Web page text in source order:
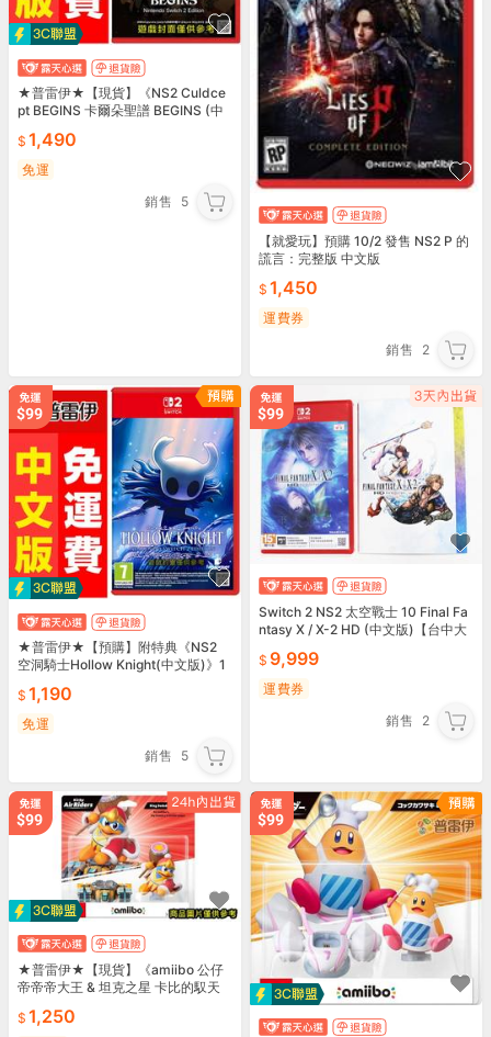
★普雷伊★【現貨】《NS2 Culdce
pt BEGINS 卡爾朵聖譜 BEGINS (中
1,490
免運
銷售
5
【就愛玩】預購 10/2 發售 NS2 P 的
謊言：完整版 中文版
1,450
運費券
銷售
2
★普雷伊★【預購】附特典《NS2
空洞騎士Hollow Knight(中文版)》1
1,190
免運
銷售
5
Switch 2 NS2 太空戰士 10 Final Fa
ntasy X / X-2 HD (中文版)【台中大
9,999
運費券
銷售
2
★普雷伊★【現貨】《amiibo 公仔
帝帝帝大王 & 坦克之星 卡比的馭天
1,250